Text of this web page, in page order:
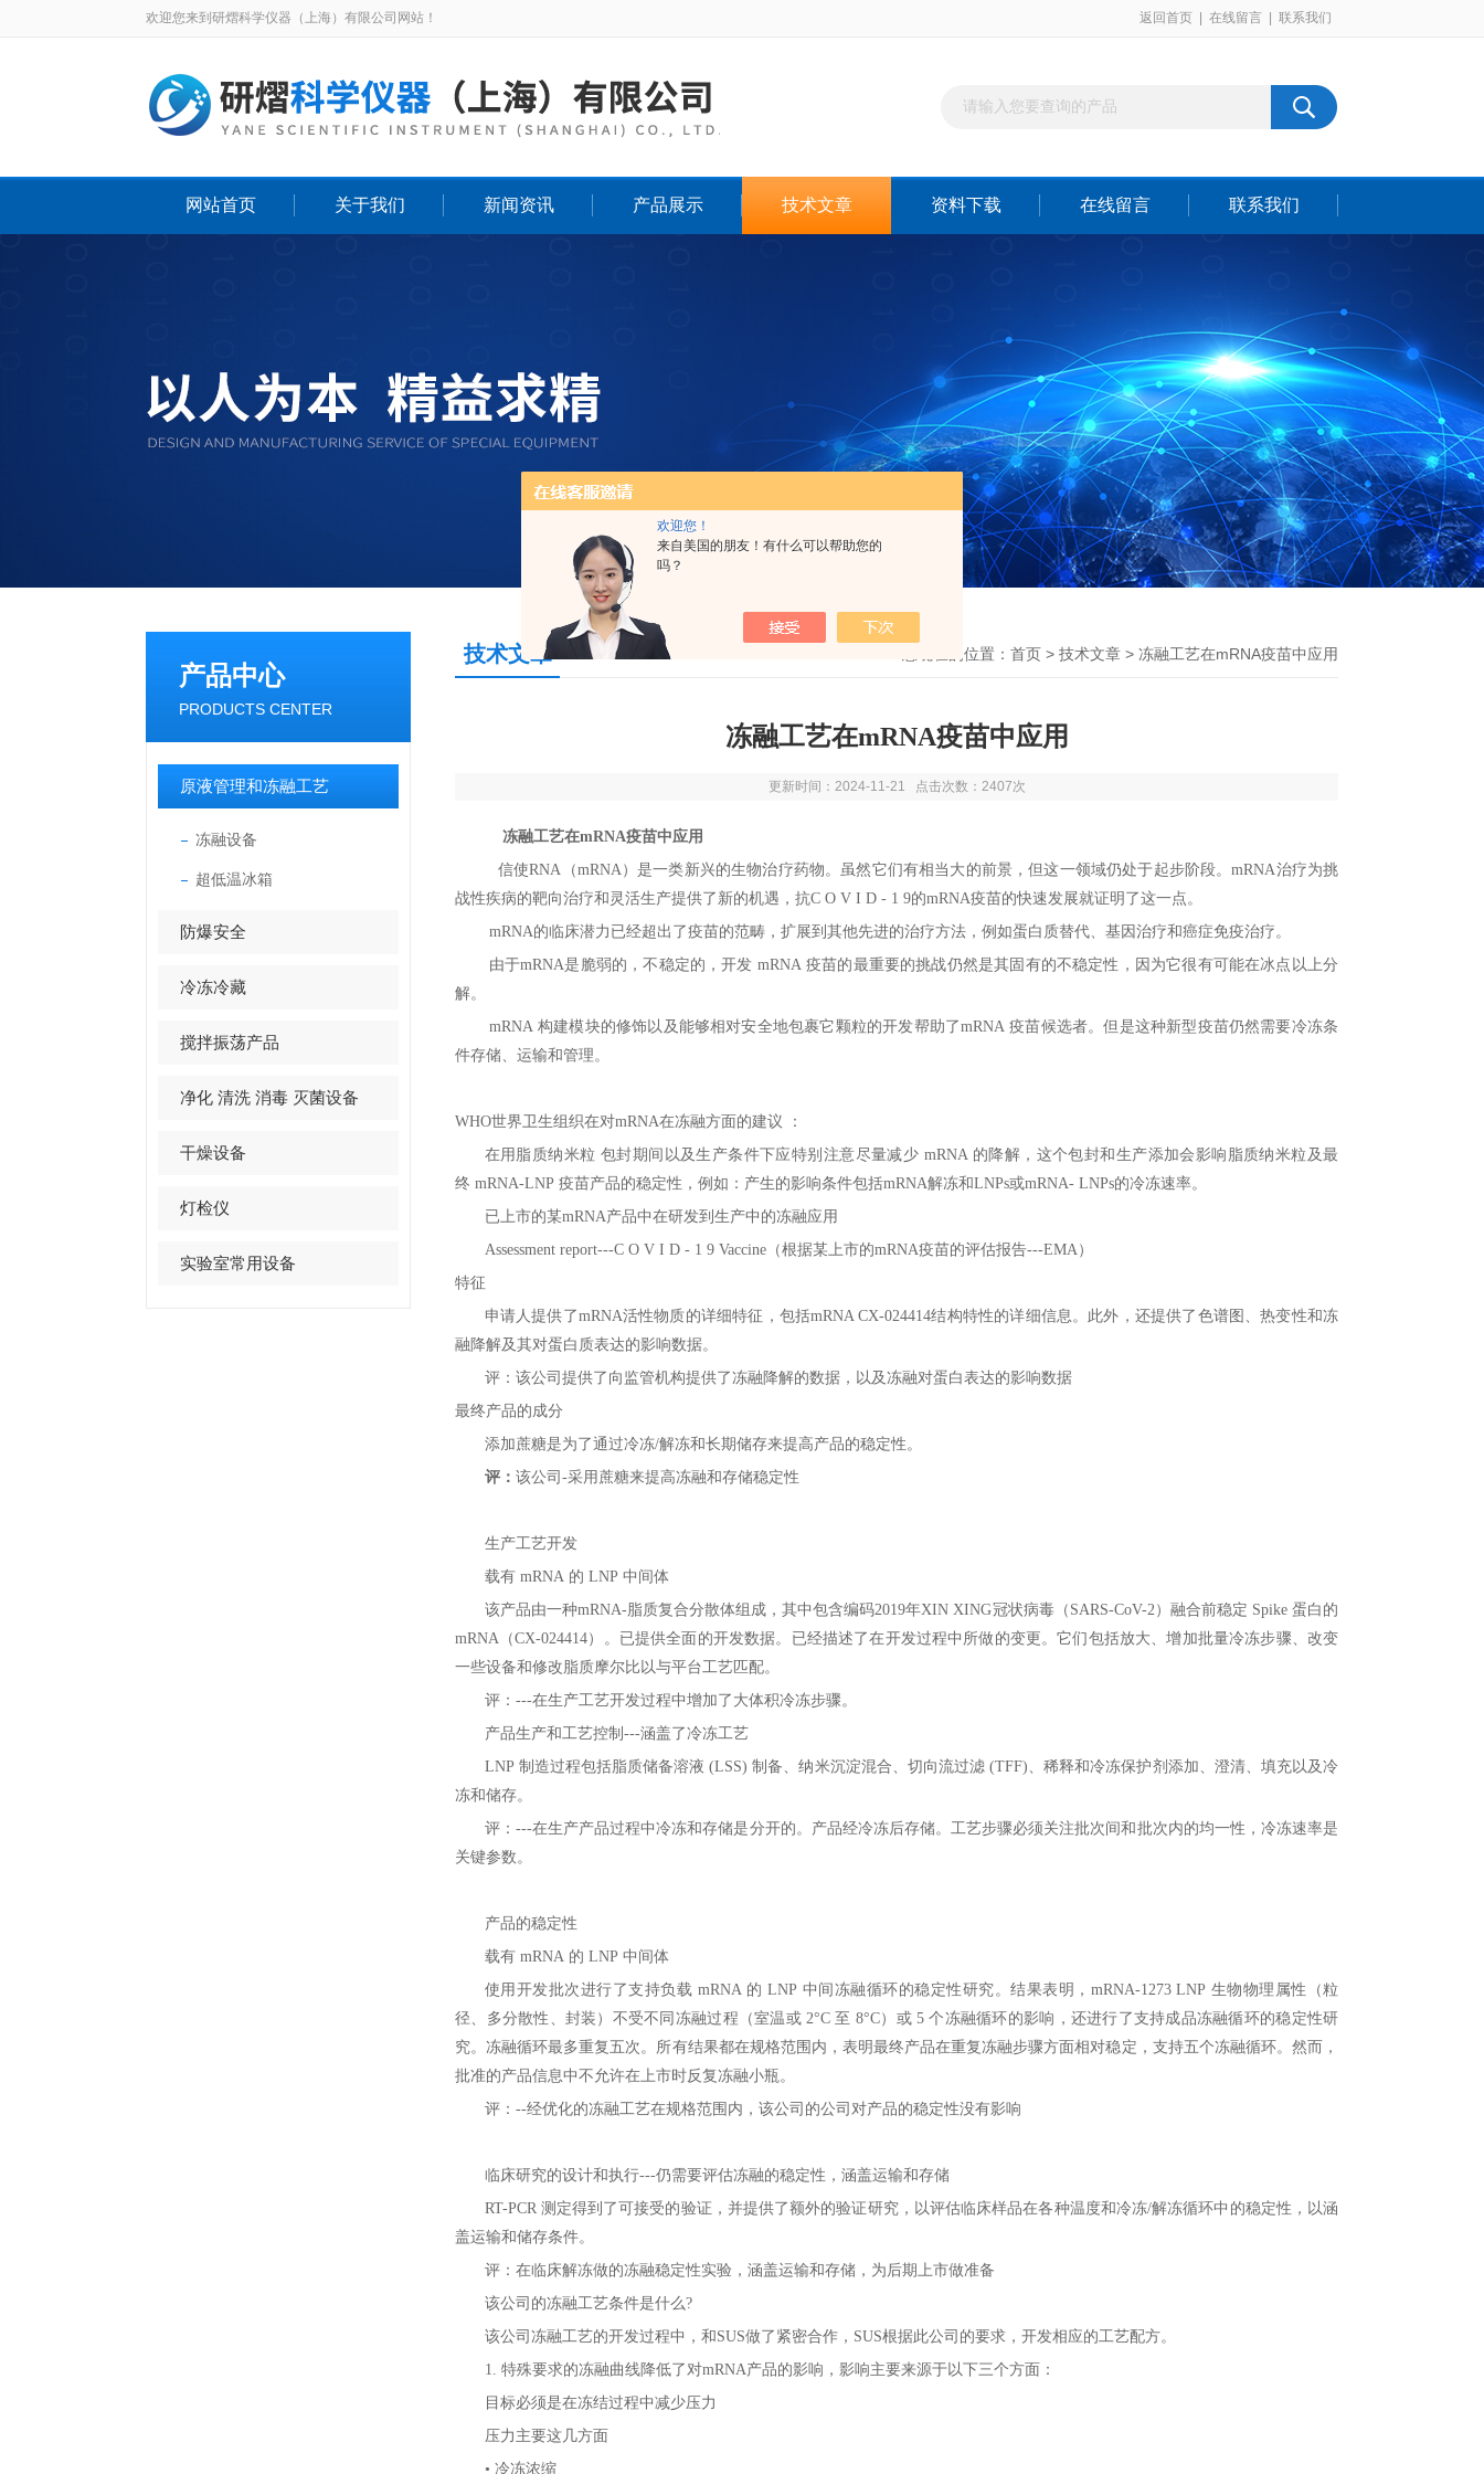
欢迎您！
来自美国的朋友！有什么可以帮助您的
吗？
欢迎您来到研熠科学仪器（上海）有限公司网站！ 返回首页 在线留言 联系我们
网站首页 关于我们 新闻资讯 产品展示 技术文章 资料下载 在线留言 联系我们
产品中心
PRODUCTS CENTER
原液管理和冻融工艺
冻融设备
超低温冰箱
防爆安全
冷冻冷藏
搅拌振荡产品
净化 清洗 消毒 灭菌设备
干燥设备
灯检仪
实验室常用设备
技术文章 您现在的位置： 首页 > 技术文章 > 冻融工艺在mRNA疫苗中应用
冻融工艺在mRNA疫苗中应用
更新时间：2024-11-21 点击次数：2407次
冻融工艺在mRNA疫苗中应用
信使RNA （mRNA）是一类新兴的生物治疗药物。虽然它们有相当大的前景，但这一领域仍处于起步阶段。mRNA治疗为挑
战性疾病的靶向治疗和灵活生产提供了新的机遇，抗C O V I D - 1 9的mRNA疫苗的快速发展就证明了这一点。
mRNA的临床潜力已经超出了疫苗的范畴，扩展到其他先进的治疗方法，例如蛋白质替代、基因治疗和癌症免疫治疗。
由于mRNA是脆弱的，不稳定的，开发 mRNA 疫苗的最重要的挑战仍然是其固有的不稳定性，因为它很有可能在冰点以上分
解。
mRNA构建模块的修饰以及能够相对安全地包裹它颗粒的开发帮助了mRNA疫苗候选者。但是这种新型疫苗仍然需要冷冻条
件存储、运输和管理。
WHO世界卫生组织在对mRNA在冻融方面的建议
：
在用脂质纳米粒 包封期间以及生产条件下应特别注意尽量减少 mRNA 的降解，这个包封和生产添加会影响脂质纳米粒及最
终 mRNA-LNP 疫苗产品的稳定性，例如：产生的影响条件包括mRNA解冻和LNPs或mRNA- LNPs的冷冻速率。
已上市的某mRNA产品中在研发到生产中的冻融应用
Assessment report---C O V I D - 1 9 Vaccine（根据某上市的mRNA疫苗的评估报告---EMA）
特征
申请人提供了mRNA活性物质的详细特征，包括mRNA CX-024414结构特性的详细信息。此外，还提供了色谱图、热变性和冻
融降解及其对蛋白质表达的影响数据。
评： 该公司提供了向监管机构提供了冻融降解的数据，以及冻融对蛋白表达的影响数据
最终产品的成分
添加蔗糖是为了通过冷冻/解冻和长期储存来提高产品的稳定性。
评： 该公司 -采用蔗糖来提高冻融和存储稳定性
生产工艺开发
载有mRNA 的 LNP 中间体
该产品由一种mRNA-脂质复合分散体组成，其中包含编码2019年XIN XING冠状病毒（SARS-CoV-2）融合前稳定 Spike 蛋白的
mRNA （CX-024414）。已提供全面的开发数据。已经描述了在开发过程中所做的变更。它们包括放大、增加批量冷冻步骤、改变
一些设备和修改脂质摩尔比以与平台工艺匹配。
评： ---在生产工艺开发过程中增加了大体积冷冻步骤。
产品生产和工艺控制 ---涵盖了冷冻工艺
LNP 制造过程包括脂质储备溶液 (LSS)制备、纳米沉淀混合、切向流过滤 (TFF)、稀释和冷冻保护剂添加、澄清、填充以及冷
冻和储存。
评： ---在生产产品过程中冷冻和存储是分开的。产品经冷冻后存储。工艺步骤必须关注批次间和批次内的均一性，冷冻速率是
关键参数。
产品的稳定性
载有mRNA 的 LNP 中间体
使用开发批次进行了支持负载 mRNA 的 LNP 中间冻融循环的稳定性研究。结果表明， mRNA-1273 LNP 生物物理属性（粒
径、多分散性、封装）不受不同冻融过程（室温或2°C 至 8°C）或5个冻融循环的影响，还进行了支持成品冻融循环的稳定性研
究。冻融循环最多重复五次。所有结果都在规格范围内，表明最终产品在重复冻融步骤方面相对稳定，支持五个冻融循环。然而，
批准的产品信息中不允许在上市时反复冻融小瓶。
评： --经优化的冻融工艺在规格范围内，该公司的公司对产品的稳定性没有影响
临床研究的设计和执行---仍需要评估冻融的稳定性，涵盖运输和存储
RT-PCR 测定得到了可接受的验证，并提供了额外的验证研究，以评估临床样品在各种温度和冷冻/解冻循环中的稳定性，以涵
盖运输和储存条件。
评：在临床解冻做的冻融稳定性实验，涵盖运输和存储，为后期上市做准备
该公司的冻融工艺条件是什么?
该公司冻融工艺的开发过程中，和 SUS做了紧密合作， SUS根据此公司的要求，开发相应的工艺配方。
1. 特殊要求的冻融曲线降低了对mRNA产品的影响，影响主要来源于以下三个方面：
目标必须是在冻结过程中减少压力
压力主要这几方面
• 冷冻浓缩